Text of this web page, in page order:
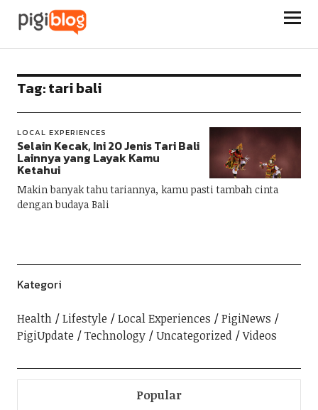
Pigiblog
Tag:tari bali
LOCAL EXPERIENCES
Selain Kecak, Ini 20 Jenis Tari Bali
Lainnya yang Layak Kamu
Ketahui
Makin banyak tahu tariannya, kamu pasti tambah cinta
dengan budaya Bali
Kategori
Health Lifestyle Local Experiences
PigiNews
PigiUpdate
Technology Uncategorized Videos
Popular